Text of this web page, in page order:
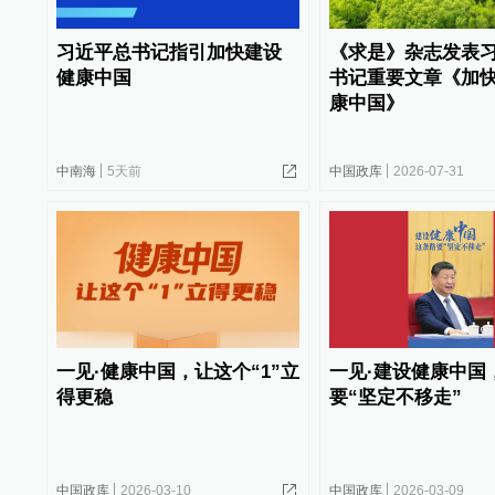
习近平总书记指引加快建设
健康中国
中南海 5天前
《求是》杂志发表
书记重要文章《加
康中国》
中国政库 2026-07-31
一见·健康中国，让这个“1”立
得更稳
中国政库 2026-03-10
一见·建设健康中国
要“坚定不移走”
中国政库 2026-03-09